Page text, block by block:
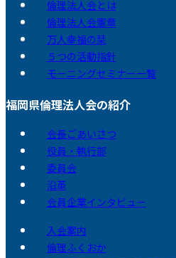
倫理法人会とは
倫理法人会憲章
万人幸福の栞
５つの活動指針
モーニングセミナー一覧
福岡県倫理法人会の紹介
会長ごあいさつ
役員・執行部
委員会
沿革
会員企業インタビュー
入会案内
倫理ふくおか